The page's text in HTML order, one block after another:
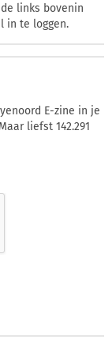
links bovenin
in te loggen.
E-zine in je
liefst 142.291